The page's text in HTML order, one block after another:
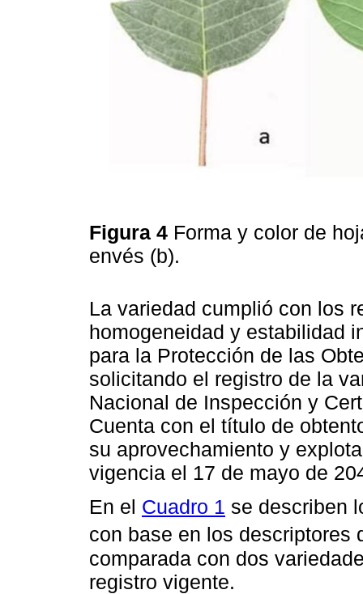
Figura 4 Forma y color de
envés (b).
La variedad cumplió con los
homogeneidad y estabilidad
para la Protección de las
solicitando el registro de la
Nacional de Inspección y
Cuenta con el título de
su aprovechamiento y
vigencia el 17 de mayo de
En el Cuadro 1 se describen
con base en los descriptores
comparada con dos
registro vigente.